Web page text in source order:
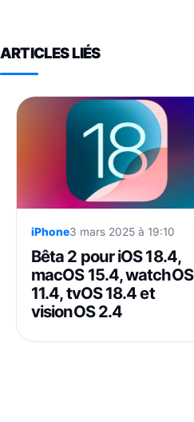
ARTICLES LIÉS
iPhone3 mars 2025 à 19:10
Bêta 2 pour iOS 18.4,
macOS 15.4, watchOS
11.4, tvOS 18.4 et
visionOS 2.4